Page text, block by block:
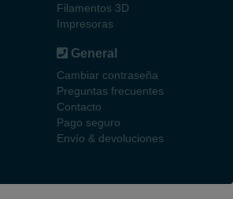
Filamentos 3D
Impresoras
General
Cambiar contraseña
Preguntas frecuentes
Contacto
Pago seguro
Envío & devoluciones